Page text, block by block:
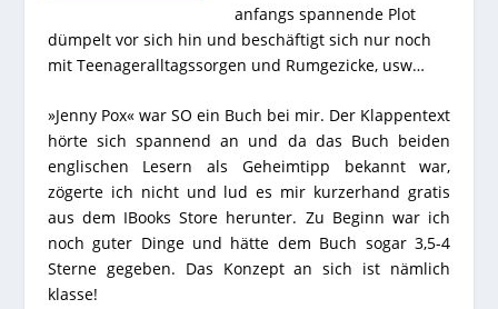
anfangs spannende Plot
dümpelt vor sich hin und beschäftigt sich nur noch
mit Teenageralltagssorgen und Rumgezicke, usw…
»Jenny Pox« war SO ein Buch bei mir. Der Klappentext
hörte sich spannend an und da das Buch beiden
englischen Lesern als Geheimtipp bekannt war,
zögerte ich nicht und lud es mir kurzerhand gratis
aus dem IBooks Store herunter. Zu Beginn war ich
noch guter Dinge und hätte dem Buch sogar 3,5-4
Sterne gegeben. Das Konzept an sich ist nämlich
klasse!